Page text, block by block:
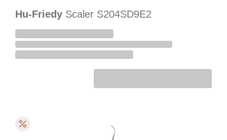
Hu-Friedy Scaler S204SD9E2